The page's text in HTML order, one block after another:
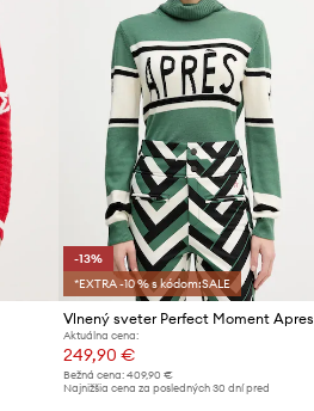
-13%
*EXTRA -10 % s kódom:SALE
Vlnený sveter Perfect Moment Apres
Aktuálna cena:
249,90 €
Bežná cena:409,90 €
Najnižšia cena za posledných 30 dní pred